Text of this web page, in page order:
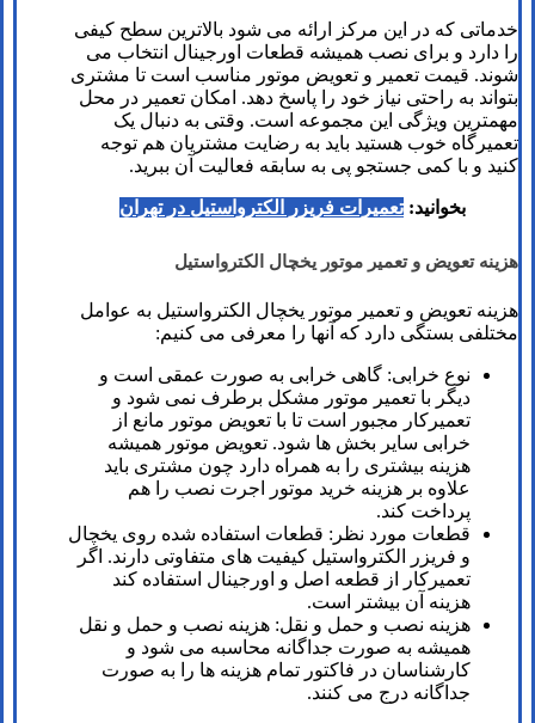
خدماتی که در این مرکز ارائه می شود بالاترین سطح کیفی
را دارد و برای نصب همیشه قطعات اورجینال انتخاب می
شوند. قیمت تعمیر و تعویض موتور مناسب است تا مشتری
بتواند به راحتی نیاز خود را پاسخ دهد. امکان تعمیر در محل
مهمترین ویژگی این مجموعه است. وقتی به دنبال یک
تعمیرگاه خوب هستید باید به رضایت مشتریان هم توجه
کنید و با کمی جستجو پی به سابقه فعالیت آن ببرید.
بخوانید: تعمیرات فریزر الکترواستیل در تهران
هزینه تعویض و تعمیر موتور یخچال الکترواستیل
هزینه تعویض و تعمیر موتور یخچال الکترواستیل به عوامل
مختلفی بستگی دارد که آنها را معرفی می کنیم:
نوع خرابی: گاهی خرابی به صورت عمقی است و
دیگر با تعمیر موتور مشکل برطرف نمی شود و
تعمیرکار مجبور است تا با تعویض موتور مانع از
خرابی سایر بخش ها شود. تعویض موتور همیشه
هزینه بیشتری را به همراه دارد چون مشتری باید
علاوه بر هزینه خرید موتور اجرت نصب را هم
پرداخت کند.
قطعات مورد نظر: قطعات استفاده شده روی یخچال
و فریزر الکترواستیل کیفیت های متفاوتی دارند. اگر
تعمیرکار از قطعه اصل و اورجینال استفاده کند
هزینه آن بیشتر است.
هزینه نصب و حمل و نقل: هزینه نصب و حمل و نقل
همیشه به صورت جداگانه محاسبه می شود و
کارشناسان در فاکتور تمام هزینه ها را به صورت
جداگانه درج می کنند.